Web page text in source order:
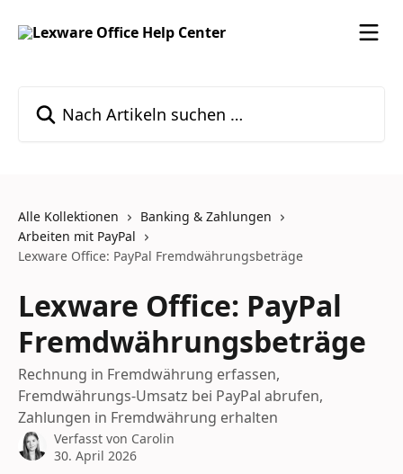
Alle Kollektionen
Banking & Zahlungen
Arbeiten mit PayPal
Lexware Office: PayPal Fremdwährungsbeträge
Lexware Office: PayPal
Fremdwährungsbeträge
Rechnung in Fremdwährung erfassen,
Fremdwährungs-Umsatz bei PayPal abrufen,
Zahlungen in Fremdwährung erhalten
Verfasst von Carolin
30. April 2026